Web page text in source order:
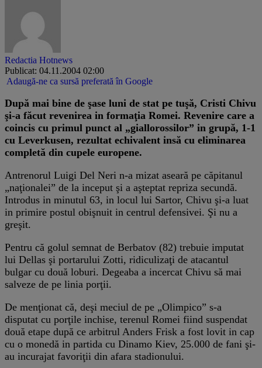
Redactia Hotnews
Publicat: 04.11.2004 02:00
Adaugă-ne ca sursă preferată în Google
După mai bine de şase luni de stat pe tuşă, Cristi Chivu
şi-a făcut revenirea in formaţia Romei. Revenire care a
coincis cu primul punct al „giallorossilor” in grupă, 1-1
cu Leverkusen, rezultat echivalent insă cu eliminarea
completă din cupele europene.
Antrenorul Luigi Del Neri n-a mizat aseară pe căpitanul
„naţionalei” de la inceput şi a aşteptat repriza secundă.
Introdus in minutul 63, in locul lui Sartor, Chivu şi-a luat
in primire postul obişnuit in centrul defensivei. Şi nu a
greşit.
Pentru că golul semnat de Berbatov (82) trebuie imputat
lui Dellas şi portarului Zotti, ridiculizaţi de atacantul
bulgar cu două loburi. Degeaba a incercat Chivu să mai
salveze de pe linia porţii.
De menţionat că, deşi meciul de pe „Olimpico” s-a
disputat cu porţile inchise, terenul Romei fiind suspendat
două etape după ce arbitrul Anders Frisk a fost lovit in cap
cu o monedă in partida cu Dinamo Kiev, 25.000 de fani şi-
au incurajat favoriţii din afara stadionului.